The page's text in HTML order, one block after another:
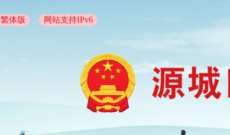
繁体版 网站支持IPv6